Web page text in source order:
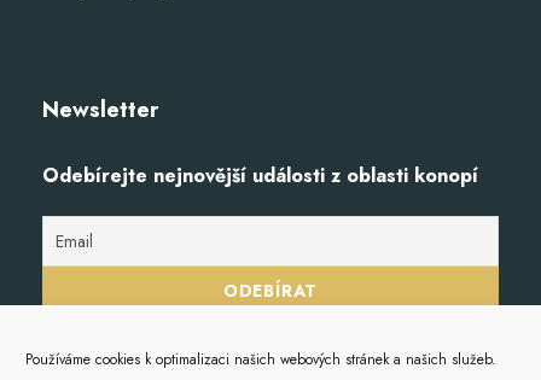
Používáme cookies k optimalizaci našich webových stránek a našich služeb.
Newsletter
Odebírejte nejnovější události z oblasti konopí